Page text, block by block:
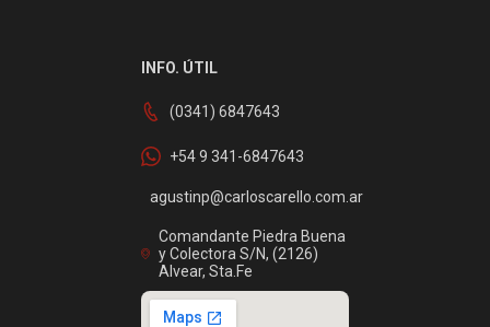
INFO. ÚTIL
(0341) 6847643
+54 9 341-6847643
agustinp@carloscarello.com.ar
Comandante Piedra Buena
y Colectora S/N, (2126)
Alvear, Sta.Fe